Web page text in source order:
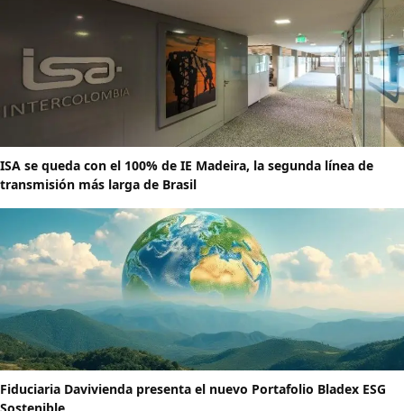
ISA se queda con el 100% de IE Madeira, la segunda línea de
transmisión más larga de Brasil
Fiduciaria Davivienda presenta el nuevo Portafolio Bladex ESG